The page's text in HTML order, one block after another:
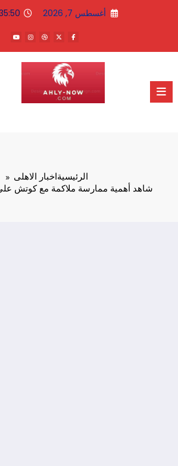
أغسطس 7, 2026 PM
الرئيسيةاخبار الاهلى
شاهد أهمية ممارسة ملاكمة مع كوتش